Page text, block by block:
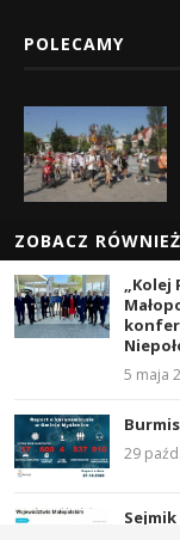
POLECAMY
ZOBACZ RÓWNIEŻ
„Kolej
5 maja
29